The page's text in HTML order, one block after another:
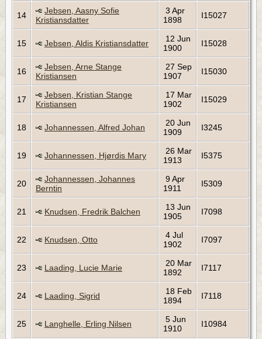
14
Jebsen, Aasny Sofie
Kristiansdatter
3 Apr
1898
I15027
15 Jebsen, Aldis Kristiansdatter
12 Jun
1900
I15028
16
Jebsen, Arne Stange
Kristiansen
27 Sep
1907
I15030
17
Jebsen, Kristian Stange
Kristiansen
17 Mar
1902
I15029
18 Johannessen, Alfred Johan
20 Jun
1909
I3245
19 Johannessen, Hjørdis Mary
26 Mar
1913
I5375
20
Johannessen, Johannes
Berntin
9 Apr
1911
I5309
21 Knudsen, Fredrik Balchen
13 Jun
1905
I7098
22 Knudsen, Otto
4 Jul
1902
I7097
23 Laading, Lucie Marie
20 Mar
1892
I7117
24 Laading, Sigrid
18 Feb
1894
I7118
25 Langhelle, Erling Nilsen
5 Jun
1910
I10984